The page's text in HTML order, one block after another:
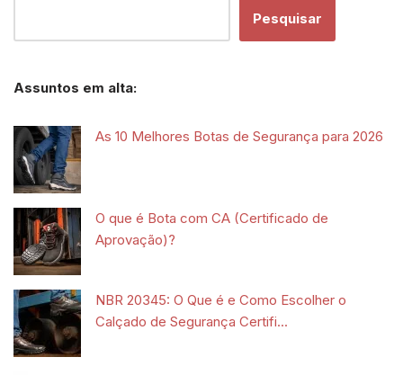
Pesquisar
Assuntos em alta:
As 10 Melhores Botas de Segurança para 2026
O que é Bota com CA (Certificado de
Aprovação)?
NBR 20345: O Que é e Como Escolher o
Calçado de Segurança Certifi...